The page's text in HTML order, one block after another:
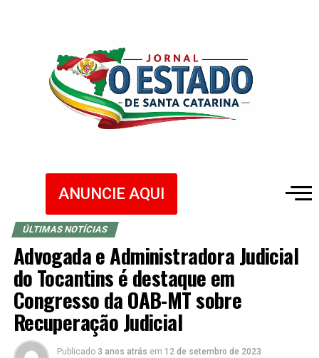
ANUNCIE AQUI
ÚLTIMAS NOTÍCIAS
Advogada e Administradora Judicial
do Tocantins é destaque em
Congresso da OAB-MT sobre
Recuperação Judicial
Publicado 3 anos atrás em 12 de setembro de 2023